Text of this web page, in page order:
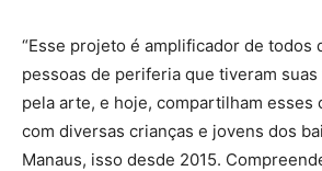
“Esse projeto é amplificador de todos
pessoas de periferia que tiveram
pela arte, e hoje, compartilham esses
com diversas crianças e jovens dos
Manaus, isso desde 2015.